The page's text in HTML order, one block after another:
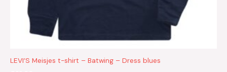
LEVI’S Meisjes t-shirt – Batwing – Dress blues